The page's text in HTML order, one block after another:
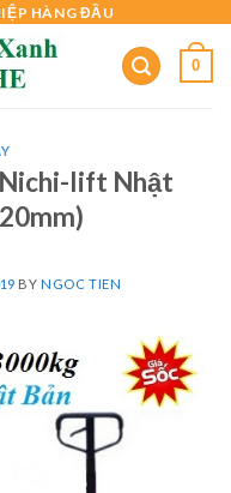
HÀNG ĐẦU
0
lift Nhật
BYNGOC TIEN